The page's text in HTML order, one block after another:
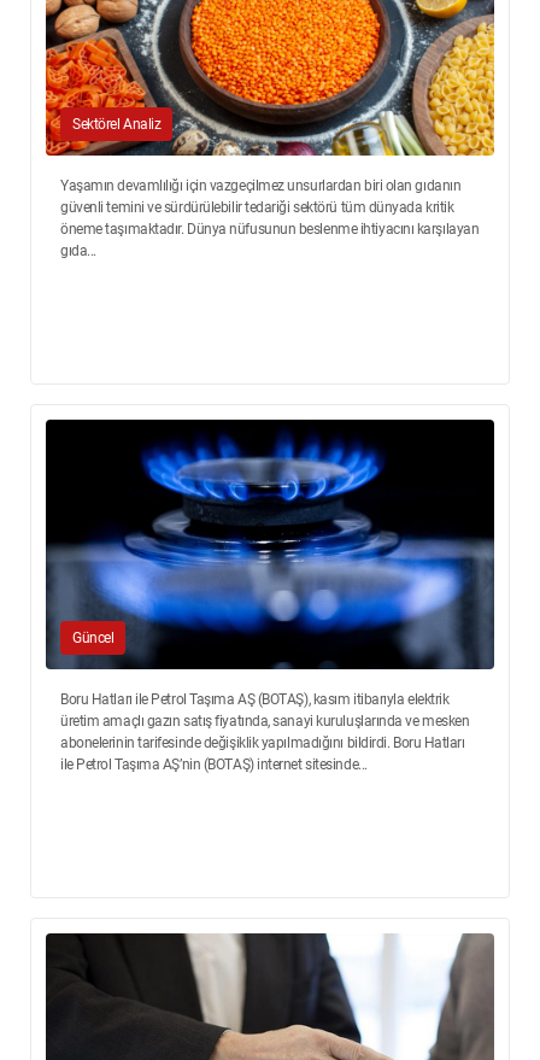
Sektörel Analiz
Yaşamın devamlılığı için vazgeçilmez unsurlardan biri olan gıdanın
güvenli temini ve sürdürülebilir tedariği sektörü tüm dünyada kritik
öneme taşımaktadır. Dünya nüfusunun beslenme ihtiyacını karşılayan
gıda...
Güncel
Boru Hatları ile Petrol Taşıma AŞ (BOTAŞ), kasım itibarıyla elektrik
üretim amaçlı gazın satış fiyatında, sanayi kuruluşlarında ve mesken
abonelerinin tarifesinde değişiklik yapılmadığını bildirdi. Boru Hatları
ile Petrol Taşıma AŞ’nin (BOTAŞ) internet sitesinde...